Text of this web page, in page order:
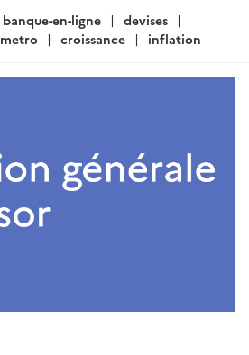
banque-en-ligne
devises
metro croissance inflation